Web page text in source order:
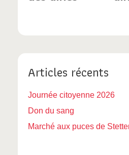
Articles récents
Journée citoyenne 2026
Don du sang
Marché aux puces de